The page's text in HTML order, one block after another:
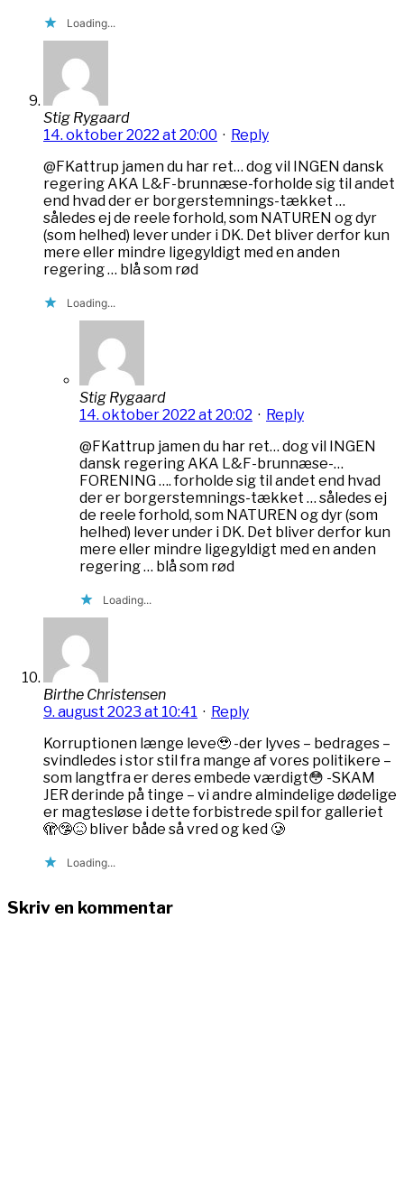
Loading...
Stig Rygaard
14. oktober 2022 at 20:00 · Reply
@FKattrup jamen du har ret… dog vil INGEN dansk
regering AKA L&F-brunnæse-forholde sig til andet
end hvad der er borgerstemnings-tækket …
således ej de reele forhold, som NATUREN og dyr
(som helhed) lever under i DK. Det bliver derfor kun
mere eller mindre ligegyldigt med en anden
regering … blå som rød
Loading...
Stig Rygaard
14. oktober 2022 at 20:02 · Reply
@FKattrup jamen du har ret… dog vil INGEN
dansk regering AKA L&F-brunnæse-…
FORENING …. forholde sig til andet end hvad
der er borgerstemnings-tækket … således ej
de reele forhold, som NATUREN og dyr (som
helhed) lever under i DK. Det bliver derfor kun
mere eller mindre ligegyldigt med en anden
regering … blå som rød
Loading...
Birthe Christensen
9. august 2023 at 10:41 · Reply
Korruptionen længe leve🥹 -der lyves – bedrages –
svindledes i stor stil fra mange af vores politikere –
som langtfra er deres embede værdigt😳 -SKAM
JER derinde på tinge – vi andre almindelige dødelige
er magtesløse i dette forbistrede spil for galleriet
🫣🤥😖 bliver både så vred og ked 🥲
Loading...
Skriv en kommentar